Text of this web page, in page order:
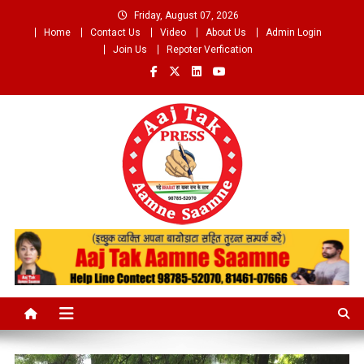
Friday, August 07, 2026
Home
Contact Us Video About Us
Admin Login
Join Us
Repoter Verfication
Aaj Tak Aamne Saamne.com